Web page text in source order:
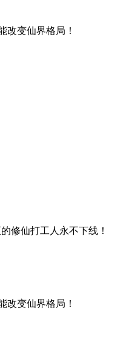
改变仙界格局！
修仙打工人永不下线！
改变仙界格局！